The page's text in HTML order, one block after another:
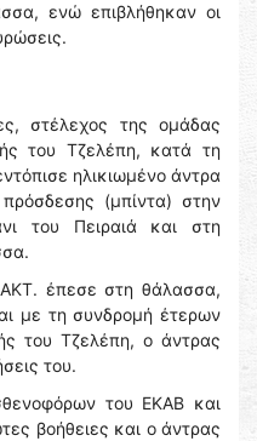
ενώ επιβλήθηκαν οι
στέλεχος της ομάδας
του Τζελέπη, κατά τη
ηλικιωμένο άντρα
(μπίντα) στην
του Πειραιά και στη
έπεσε στη θάλασσα,
με τη συνδρομή έτερων
του Τζελέπη, ο άντρας
του.
του ΕΚΑΒ και
βοήθειες και ο άντρας